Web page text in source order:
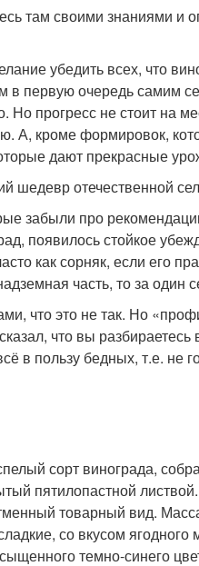
там своими знаниями и
убедить всех, что
в первую очередь самим
Но прогресс не стоит на
А, кроме формировок,
дают прекрасные
отечественной
забыли про
появилось стойкое
как сорняк, если его
часть, то за один
что это не так. Но
что вы
в пользу бедных, т.е. не
сорт винограда,
пятилопастной
товарный вид.
со вкусом
темно-синего